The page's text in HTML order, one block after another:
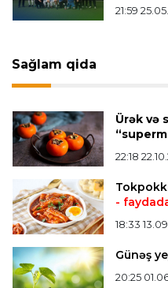
Offside 19:46 07.08.2026
bürünc medalın sahibi
Misli Premyer liqa 16:52 07.08.2026
"Zirə" Namik Ələskərovla
Bütün xəbərlər >>>
21:59
Sağlam qida
Ürək və
22:18
-
18:33
Günəş
20:25